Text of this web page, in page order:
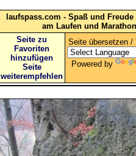
laufspass.com - Spaß und
am Laufen und Marathon
Seite zu
Favoriten
hinzufügen
Seite
weiterempfehlen
Seite übersetzen /
Powered by